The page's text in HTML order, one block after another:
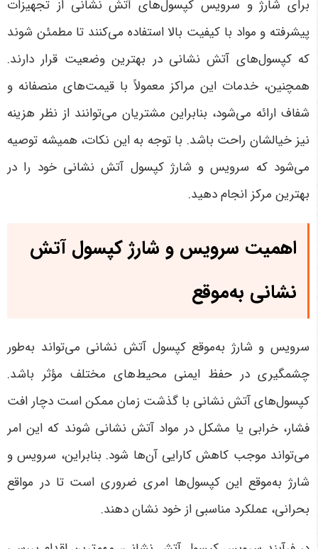
برای شارژ و سرویس کپسول‌های آتش نشانی از تجهیزات
پیشرفته و مواد با کیفیت بالا استفاده می‌کنند تا مطمئن شوند
که کپسول‌های آتش نشانی در بهترین وضعیت قرار دارند.
همچنین، خدمات این مراکز معمولاً با قیمت‌های منصفانه و
شفاف ارائه می‌شود، بنابراین مشتریان می‌توانند از نظر هزینه
نیز خیالشان راحت باشد. با توجه به این نکات، همیشه توصیه
می‌شود که سرویس و شارژ کپسول آتش نشانی خود را در
بهترین مرکز انجام دهید.
اهمیت سرویس و شارژ کپسول آتش
نشانی به‌موقع
سرویس و شارژ به‌موقع کپسول آتش نشانی می‌تواند به‌طور
چشمگیری در حفظ ایمنی محیط‌های مختلف مؤثر باشد.
کپسول‌های آتش نشانی با گذشت زمان ممکن است دچار افت
فشار، خرابی یا مشکل در مواد آتش نشانی شوند که این امر
می‌تواند موجب کاهش کارایی آن‌ها شود. بنابراین، سرویس و
شارژ به‌موقع این کپسول‌ها امری ضروری است تا در مواقع
بحرانی، عملکرد مناسبی از خود نشان دهند.